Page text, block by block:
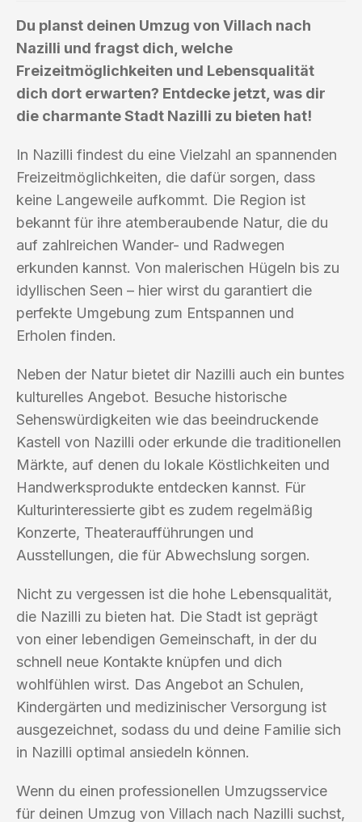
Du planst deinen Umzug von Villach nach
Nazilli und fragst dich, welche
Freizeitmöglichkeiten und Lebensqualität
dich dort erwarten? Entdecke jetzt, was dir
die charmante Stadt Nazilli zu bieten hat!
In Nazilli findest du eine Vielzahl an spannenden
Freizeitmöglichkeiten, die dafür sorgen, dass
keine Langeweile aufkommt. Die Region ist
bekannt für ihre atemberaubende Natur, die du
auf zahlreichen Wander- und Radwegen
erkunden kannst. Von malerischen Hügeln bis zu
idyllischen Seen – hier wirst du garantiert die
perfekte Umgebung zum Entspannen und
Erholen finden.
Neben der Natur bietet dir Nazilli auch ein buntes
kulturelles Angebot. Besuche historische
Sehenswürdigkeiten wie das beeindruckende
Kastell von Nazilli oder erkunde die traditionellen
Märkte, auf denen du lokale Köstlichkeiten und
Handwerksprodukte entdecken kannst. Für
Kulturinteressierte gibt es zudem regelmäßig
Konzerte, Theateraufführungen und
Ausstellungen, die für Abwechslung sorgen.
Nicht zu vergessen ist die hohe Lebensqualität,
die Nazilli zu bieten hat. Die Stadt ist geprägt
von einer lebendigen Gemeinschaft, in der du
schnell neue Kontakte knüpfen und dich
wohlfühlen wirst. Das Angebot an Schulen,
Kindergärten und medizinischer Versorgung ist
ausgezeichnet, sodass du und deine Familie sich
in Nazilli optimal ansiedeln können.
Wenn du einen professionellen Umzugsservice
für deinen Umzug von Villach nach Nazilli suchst,